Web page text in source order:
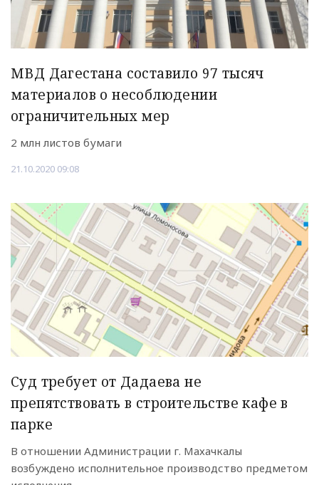
МВД Дагестана составило 97 тысяч
материалов о несоблюдении
ограничительных мер
2 млн листов бумаги
21.10.2020 09:08
Суд требует от Дадаева не
препятствовать в строительстве кафе в
парке
В отношении Администрации г. Махачкалы
возбуждено исполнительное производство предметом